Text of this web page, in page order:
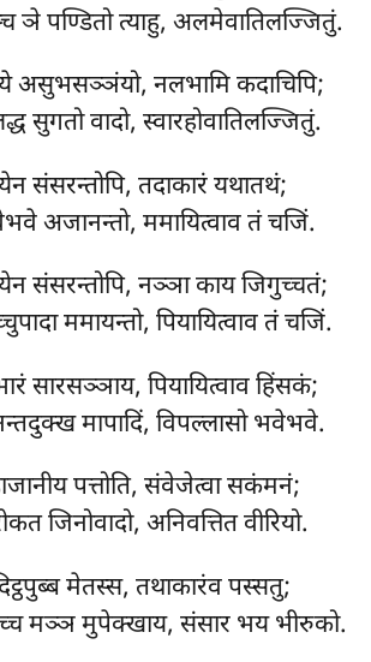
ञे पण्डितो त्याहु, अलमेवातिलज्जितुं.
असुभसञ्ञंयो, नलभामि कदाचिपि;
सुगतो वादो, स्वारहोवातिलज्जितुं.
संसरन्तोपि, तदाकारं यथातथं;
अजानन्तो, ममायित्वाव तं चजिं.
संसरन्तोपि, नञ्ञा काय जिगुच्चतं;
ममायन्तो, पियायित्वाव तं चजिं.
सारसञ्ञाय, पियायित्वाव हिंसकं;
मापादिं, विपल्लासो भवेभवे.
पत्तोति, संवेजेत्वा सकंमनं;
जिनोवादो, अनिवत्तित वीरियो.
मेतस्स, तथाकारंव पस्सतु;
मञ्ञ मुपेक्खाय, संसार भय भीरुको.